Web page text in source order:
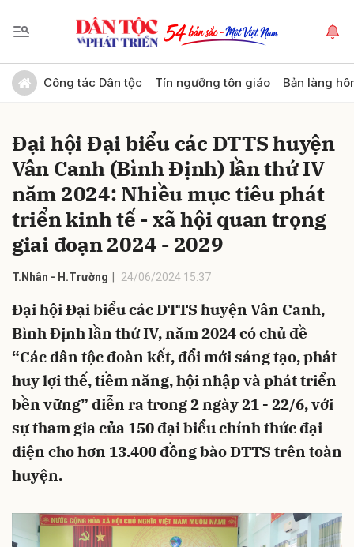
Công tác Dân tộc Tín ngưỡng tôn giáo Bản làng
Đại hội Đại biểu các DTTS huyện
Vân Canh (Bình Định) lần thứ IV
năm 2024: Nhiều mục tiêu phát
triển kinh tế - xã hội quan trọng
giai đoạn 2024 - 2029
T.Nhân - H.Trường 24/06/2024 15:37
Đại hội Đại biểu các DTTS huyện Vân Canh,
Bình Định lần thứ IV, năm 2024 có chủ đề
“Các dân tộc đoàn kết, đổi mới sáng tạo, phát
huy lợi thế, tiềm năng, hội nhập và phát triển
bền vững” diễn ra trong 2 ngày 21 - 22/6, với
sự tham gia của 150 đại biểu chính thức đại
diện cho hơn 13.400 đồng bào DTTS trên toàn
huyện.
Gửi bình luận